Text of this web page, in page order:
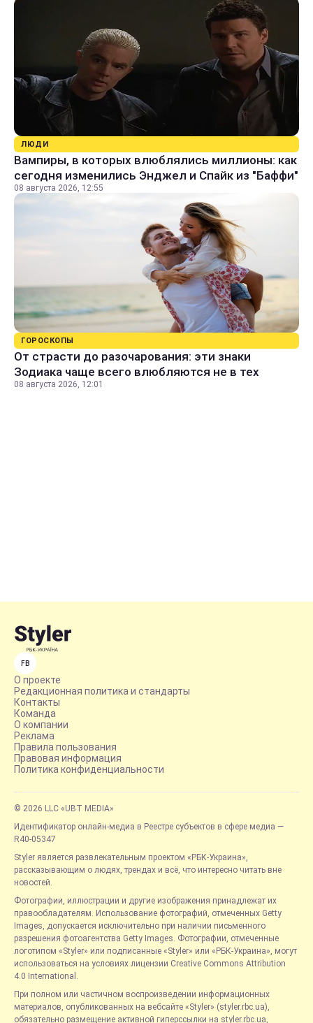
ЛЮДИ
Вампиры, в которых влюблялись миллионы: как
сегодня изменились Энджел и Спайк из "Баффи"
08 августа 2026, 12:55
ГОРОСКОПЫ
От страсти до разочарования: эти знаки
Зодиака чаще всего влюбляются не в тех
08 августа 2026, 12:01
FB
О проекте
Редакционная политика и стандарты
Контакты
Команда
О компании
Реклама
Правила пользования
Правовая информация
Политика конфиденциальности
© 2026 LLC «UBT MEDIA»
Идентификатор онлайн-медиа в Реестре субъектов в сфере медиа —
R40-05347
Styler является развлекательным проектом «РБК-Украина»,
рассказывающим о людях, трендах и всё, что интересно читать вне
новостей.
Фотографии, иллюстрации и другие изображения принадлежат их
правообладателям. Использование фотографий, отмеченных Getty
Images, допускается исключительно при наличии письменного
разрешения фотоагентства Getty Images. Фотографии, отмеченные
логотипом «Styler» или подписанные «Styler» или «РБК-Украина», могут
использоваться на условиях лицензии Creative Commons Attribution
4.0 International.
При полном или частичном воспроизведении информационных
материалов, опубликованных на вебсайте «Styler» (styler.rbc.ua),
обязательно размещение активной гиперссылки на styler.rbc.ua,